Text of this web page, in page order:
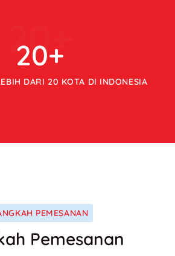
20+
20+
DARI 20 KOTA DI INDONESIA
PEMESANAN
Pemesanan